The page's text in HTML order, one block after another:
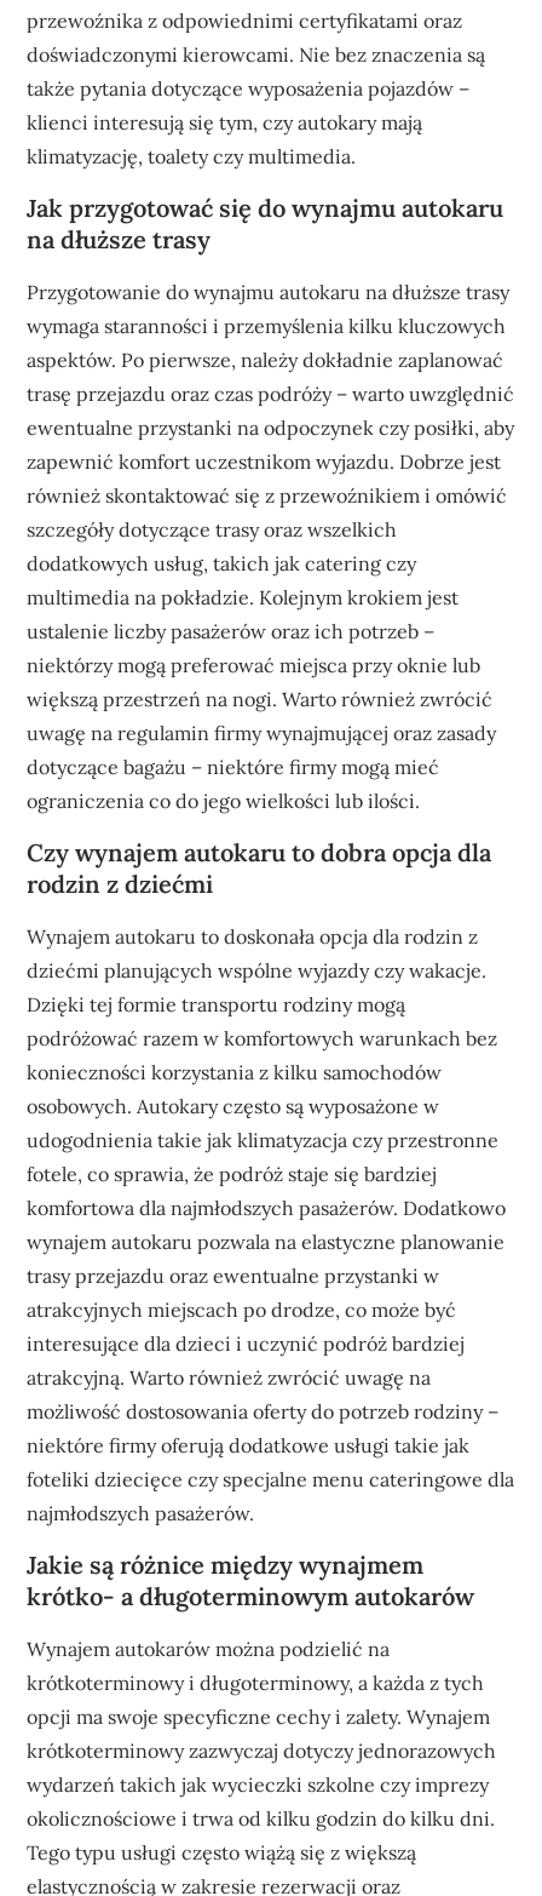
przewoźnika z odpowiednimi certyfikatami oraz
doświadczonymi kierowcami. Nie bez znaczenia są
także pytania dotyczące wyposażenia pojazdów –
klienci interesują się tym, czy autokary mają
klimatyzację, toalety czy multimedia.
Jak przygotować się do wynajmu autokaru
na dłuższe trasy
Przygotowanie do wynajmu autokaru na dłuższe trasy
wymaga staranności i przemyślenia kilku kluczowych
aspektów. Po pierwsze, należy dokładnie zaplanować
trasę przejazdu oraz czas podróży – warto uwzględnić
ewentualne przystanki na odpoczynek czy posiłki, aby
zapewnić komfort uczestnikom wyjazdu. Dobrze jest
również skontaktować się z przewoźnikiem i omówić
szczegóły dotyczące trasy oraz wszelkich
dodatkowych usług, takich jak catering czy
multimedia na pokładzie. Kolejnym krokiem jest
ustalenie liczby pasażerów oraz ich potrzeb –
niektórzy mogą preferować miejsca przy oknie lub
większą przestrzeń na nogi. Warto również zwrócić
uwagę na regulamin firmy wynajmującej oraz zasady
dotyczące bagażu – niektóre firmy mogą mieć
ograniczenia co do jego wielkości lub ilości.
Czy wynajem autokaru to dobra opcja dla
rodzin z dziećmi
Wynajem autokaru to doskonała opcja dla rodzin z
dziećmi planujących wspólne wyjazdy czy wakacje.
Dzięki tej formie transportu rodziny mogą
podróżować razem w komfortowych warunkach bez
konieczności korzystania z kilku samochodów
osobowych. Autokary często są wyposażone w
udogodnienia takie jak klimatyzacja czy przestronne
fotele, co sprawia, że podróż staje się bardziej
komfortowa dla najmłodszych pasażerów. Dodatkowo
wynajem autokaru pozwala na elastyczne planowanie
trasy przejazdu oraz ewentualne przystanki w
atrakcyjnych miejscach po drodze, co może być
interesujące dla dzieci i uczynić podróż bardziej
atrakcyjną. Warto również zwrócić uwagę na
możliwość dostosowania oferty do potrzeb rodziny –
niektóre firmy oferują dodatkowe usługi takie jak
foteliki dziecięce czy specjalne menu cateringowe dla
najmłodszych pasażerów.
Jakie są różnice między wynajmem
krótko- a długoterminowym autokarów
Wynajem autokarów można podzielić na
krótkoterminowy i długoterminowy, a każda z tych
opcji ma swoje specyficzne cechy i zalety. Wynajem
krótkoterminowy zazwyczaj dotyczy jednorazowych
wydarzeń takich jak wycieczki szkolne czy imprezy
okolicznościowe i trwa od kilku godzin do kilku dni.
Tego typu usługi często wiążą się z większą
elastycznością w zakresie rezerwacji oraz